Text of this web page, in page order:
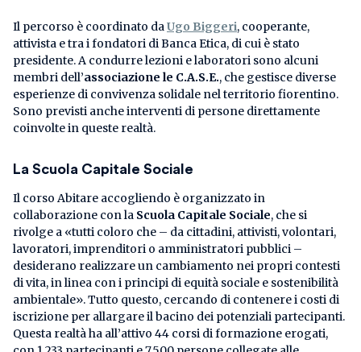
Il percorso è coordinato daUgo Biggeri, cooperante,
attivista e tra i fondatori di Banca Etica, di cui è stato
presidente. A condurre lezioni e laboratori sono alcuni
membri dell’associazione le C.A.S.E., che gestisce diverse
esperienze di convivenza solidale nel territorio fiorentino.
Sono previsti anche interventi di persone direttamente
coinvolte in queste realtà.
La Scuola Capitale Sociale
Il corso Abitare accogliendo è organizzato in
collaborazione con la Scuola Capitale Sociale, che si
rivolge a «tutti coloro che – da cittadini, attivisti, volontari,
lavoratori, imprenditori o amministratori pubblici –
desiderano realizzare un cambiamento nei propri contesti
di vita, in linea con i principi di equità sociale e sostenibilità
ambientale». Tutto questo, cercando di contenere i costi di
iscrizione per allargare il bacino dei potenziali partecipanti.
Questa realtà ha all’attivo 44 corsi di formazione erogati,